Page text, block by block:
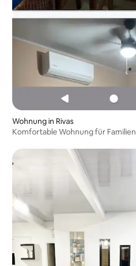
Wohnung in Rivas
Komfortable Wohnung für Familien